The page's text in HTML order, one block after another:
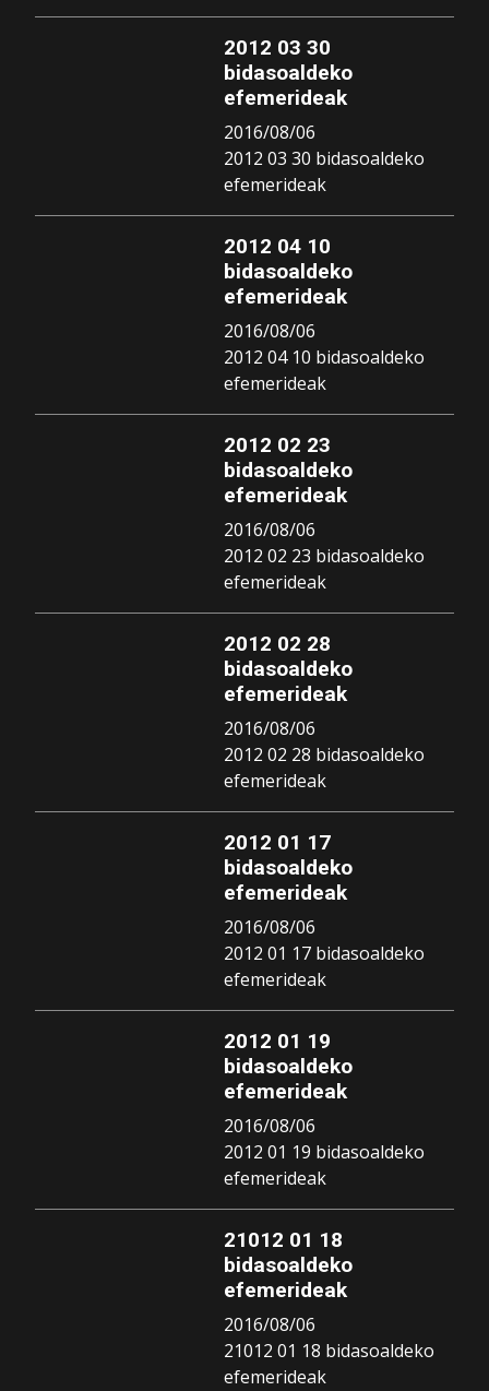
2012 03 30
bidasoaldeko
efemerideak
2016/08/06
2012 03 30 bidasoaldeko
efemerideak
2012 04 10
bidasoaldeko
efemerideak
2016/08/06
2012 04 10 bidasoaldeko
efemerideak
2012 02 23
bidasoaldeko
efemerideak
2016/08/06
2012 02 23 bidasoaldeko
efemerideak
2012 02 28
bidasoaldeko
efemerideak
2016/08/06
2012 02 28 bidasoaldeko
efemerideak
2012 01 17
bidasoaldeko
efemerideak
2016/08/06
2012 01 17 bidasoaldeko
efemerideak
2012 01 19
bidasoaldeko
efemerideak
2016/08/06
2012 01 19 bidasoaldeko
efemerideak
21012 01 18
bidasoaldeko
efemerideak
2016/08/06
21012 01 18 bidasoaldeko
efemerideak